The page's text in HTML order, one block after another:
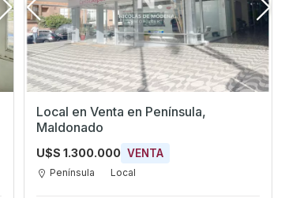
Local en Venta en Península,
Maldonado
U$S 1.300.000 VENTA
Península Local